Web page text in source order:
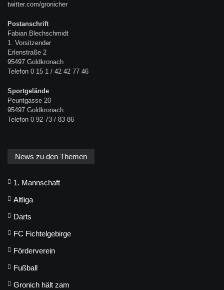
twitter.com/gronicher
Postanschrift
Fabian Blechschmidt
1. Vorsitzender
Erlenstraße 2
95497 Goldkronach
Telefon 0 15 1 / 42 42 77 46
Sportgelände
Peuntgasse 20
95497 Goldkronach
Telefon 0 92 73 / 83 86
News zu den Themen
1. Mannschaft
Altliga
Darts
FC Fichtelgebirge
Förderverein
Fußball
Gronich hält zam